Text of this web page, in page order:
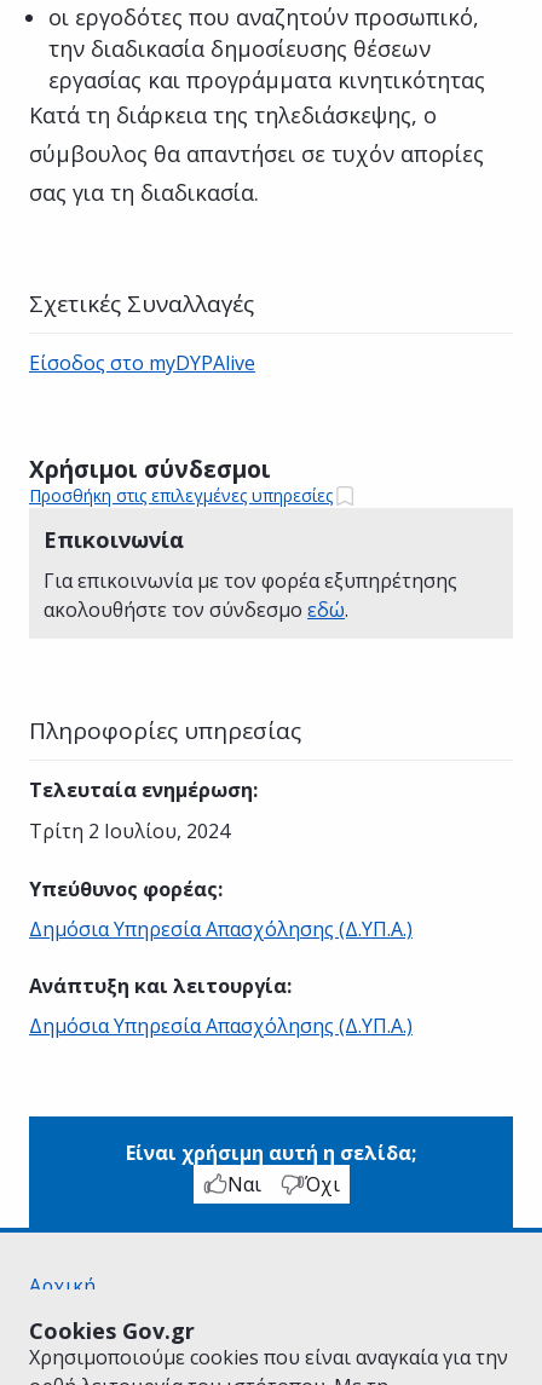
Cookies Gov.gr
Χρησιμοποιούμε cookies που είναι αναγκαία για την
οι εργοδότες που αναζητούν προσωπικό,
την διαδικασία δημοσίευσης θέσεων
εργασίας και προγράμματα κινητικότητας
Κατά τη διάρκεια της τηλεδιάσκεψης, ο
σύμβουλος θα απαντήσει σε τυχόν απορίες
σας για τη διαδικασία.
Χρήσιμοι σύνδεσμοι
Προσθήκη στις επιλεγμένες υπηρεσίες
Επικοινωνία
Για επικοινωνία με τον φορέα εξυπηρέτησης
ακολουθήστε τον σύνδεσμο εδώ.
Σχετικές Συναλλαγές
Είσοδος στο myDYPAlive
Πληροφορίες υπηρεσίας
Τελευταία ενημέρωση:
Τρίτη 2 Ιουλίου, 2024
Υπεύθυνος φορέας:
Δημόσια Υπηρεσία Απασχόλησης (Δ.ΥΠ.Α.)
Ανάπτυξη και λειτουργία:
Δημόσια Υπηρεσία Απασχόλησης (Δ.ΥΠ.Α.)
Είναι χρήσιμη αυτή η σελίδα;
Ναι
Όχι
Αρχική
Όροι Χρήσης
Πολιτική Απορρήτου